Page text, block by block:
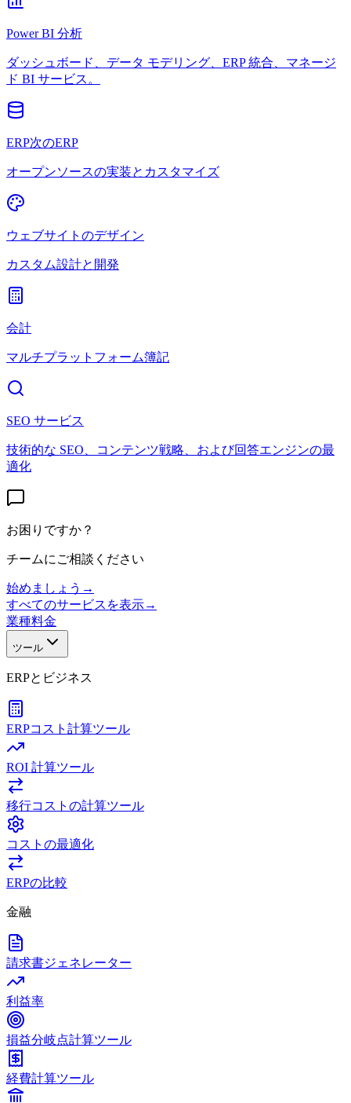
Power BI 分析
ダッシュボード、データ モデリング、ERP 統合、マネージ
ド BI サービス。
ERP次のERP
オープンソースの実装とカスタマイズ
ウェブサイトのデザイン
カスタム設計と開発
会計
マルチプラットフォーム簿記
SEO サービス
技術的な SEO、コンテンツ戦略、および回答エンジンの最
適化
お困りですか？
チームにご相談ください
始めましょう →
すべてのサービスを表示→
業種料金
ツール
ERPとビジネス
ERPコスト計算ツール
ROI 計算ツール
移行コストの計算ツール
コストの最適化
ERPの比較
金融
請求書ジェネレーター
利益率
損益分岐点計算ツール
経費計算ツール